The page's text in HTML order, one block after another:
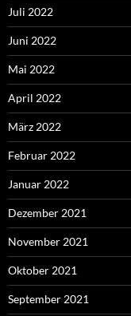
Juli 2022
Juni 2022
Mai 2022
April 2022
März 2022
Februar 2022
Januar 2022
Dezember 2021
November 2021
Oktober 2021
September 2021